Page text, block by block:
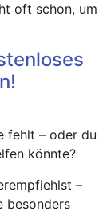
oft schon, um
fehlt – oder du
könnte?
–
besonders